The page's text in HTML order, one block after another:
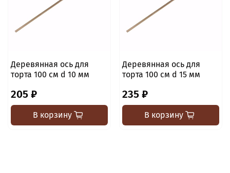
Деревянная ось для
торта 100 см d 10 мм
205 ₽
В корзину
Деревянная ось для
торта 100 см d 15 мм
235 ₽
В корзину